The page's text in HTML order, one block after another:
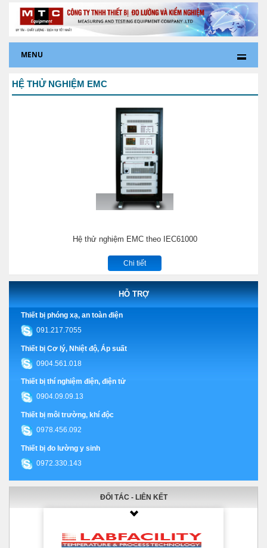
MENU
HỆ THỬ NGHIỆM EMC
Hệ thử nghiệm EMC theo IEC61000
Chi tiết
HỖ TRỢ
Thiết bị phóng xạ, an toàn điện
091.217.7055
Thiết bị Cơ lý, Nhiệt độ, Áp suất
0904.561.018
Thiết bị thí nghiệm điện, điện tử
0904.09.09.13
Thiết bị môi trường, khí độc
0978.456.092
Thiết bị đo lường y sinh
0972.330.143
ĐỐI TÁC - LIÊN KẾT